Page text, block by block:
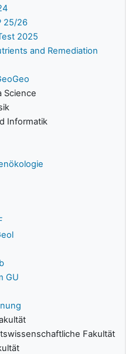
25/26
2025
and Remediation
Science
Informatik
GU
Fakultät